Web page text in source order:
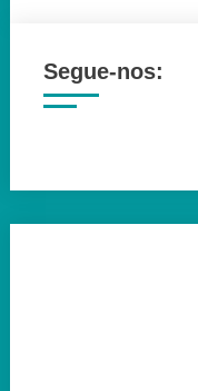
Segue-nos: